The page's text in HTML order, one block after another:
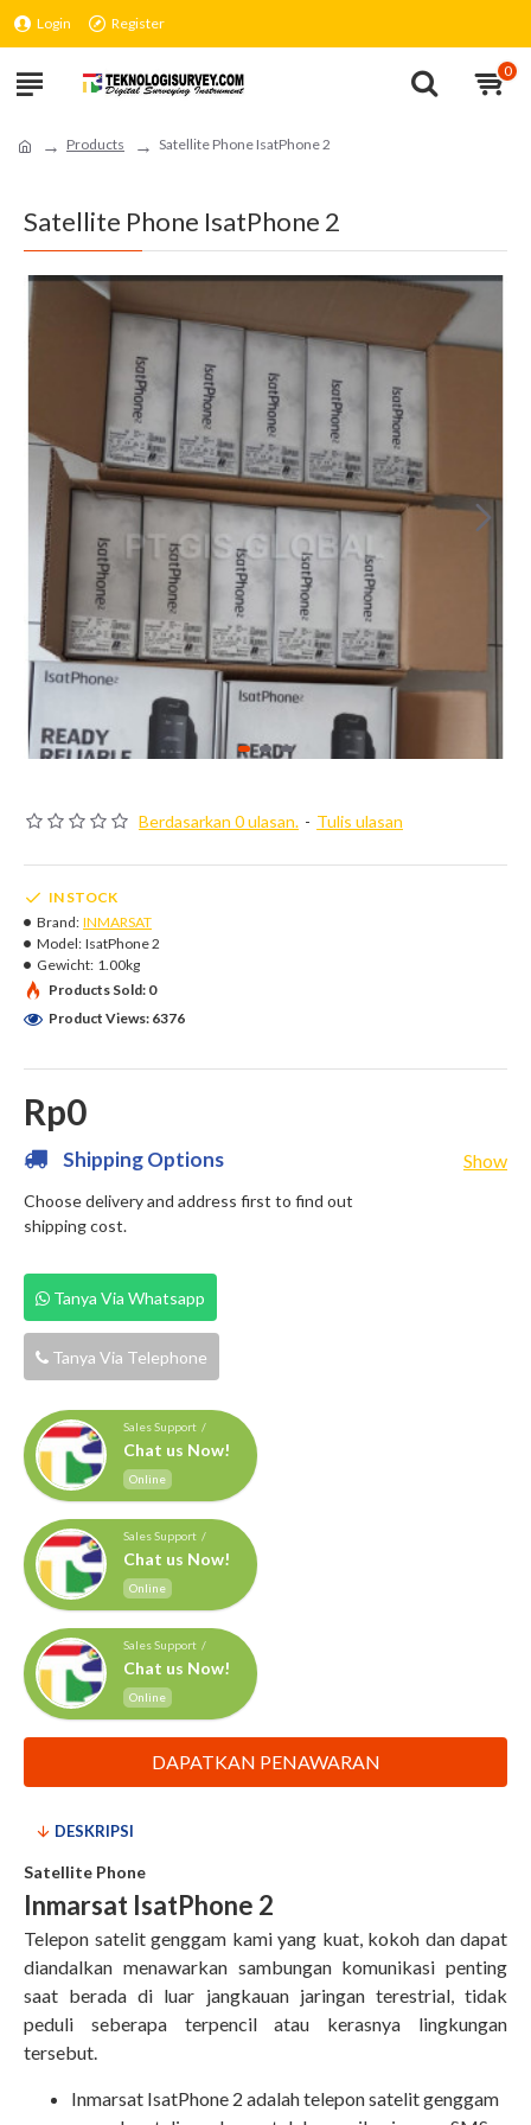
Login Register
0
Products Satellite Phone IsatPhone 2
Satellite Phone IsatPhone 2
Berdasarkan 0 ulasan. - Tulis ulasan
Rp0
IN STOCK
Brand: INMARSAT
Model: IsatPhone 2
Gewicht: 1.00kg
Products Sold: 0
Product Views: 6376
Shipping Options
Choose delivery and address first to find out
shipping cost.
Show
Tanya Via Whatsapp
Tanya Via Telephone
Sales Support /
Chat us Now!
Online
Sales Support /
Chat us Now!
Online
Sales Support /
Chat us Now!
Online
DAPATKAN PENAWARAN
DESKRIPSI
Satellite Phone
Inmarsat IsatPhone 2
Telepon satelit genggam kami yang kuat, kokoh dan dapat
diandalkan menawarkan sambungan komunikasi penting
saat berada di luar jangkauan jaringan terestrial, tidak
peduli seberapa terpencil atau kerasnya lingkungan
tersebut.
Inmarsat IsatPhone 2 adalah telepon satelit genggam